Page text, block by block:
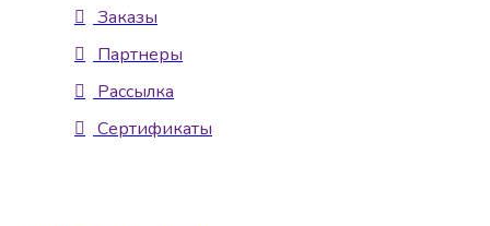
Заказы
Партнеры
Рассылка
Сертификаты